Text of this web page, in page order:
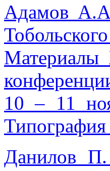
Адамов
Материалы
10 – 11
Данилов П.